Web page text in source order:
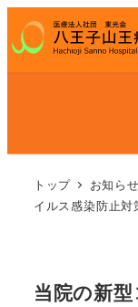
トップ お知ら
イルス感染防止
当院の新